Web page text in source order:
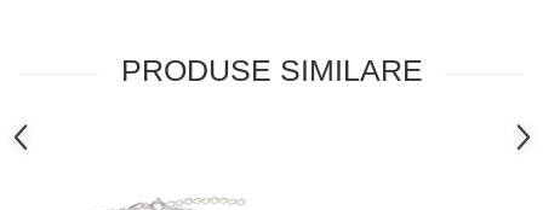
PRODUSE SIMILARE